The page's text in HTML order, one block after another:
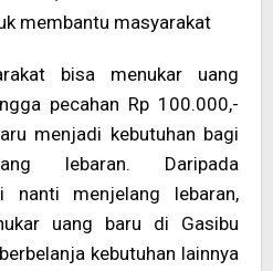
membantu masyarakat
bisa menukar uang
pecahan Rp 100.000,-
menjadi kebutuhan bagi
lebaran. Daripada
nanti menjelang lebaran,
uang baru di Gasibu
kebutuhan lainnya